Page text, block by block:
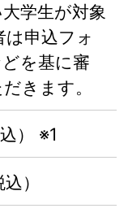
学生が対象
は申込フォ
を基に審
きます。
） ※1
）